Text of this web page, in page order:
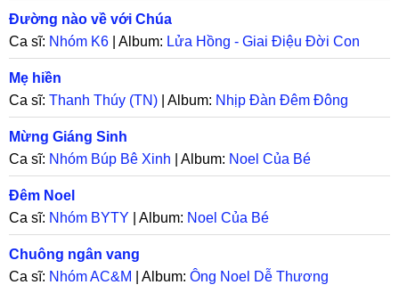
Đường nào về với Chúa
Ca sĩ: Nhóm K6 | Album: Lửa Hồng - Giai Điệu Đời Con
Mẹ hiền
Ca sĩ: Thanh Thúy (TN) | Album: Nhịp Đàn Đêm Đông
(Video)
Mừng Giáng Sinh
Ca sĩ: Nhóm Búp Bê Xinh | Album: Noel Của Bé
Đêm Noel
Ca sĩ: Nhóm BYTY | Album: Noel Của Bé
Chuông ngân vang
Ca sĩ: Nhóm AC&M | Album: Ông Noel Dễ Thương